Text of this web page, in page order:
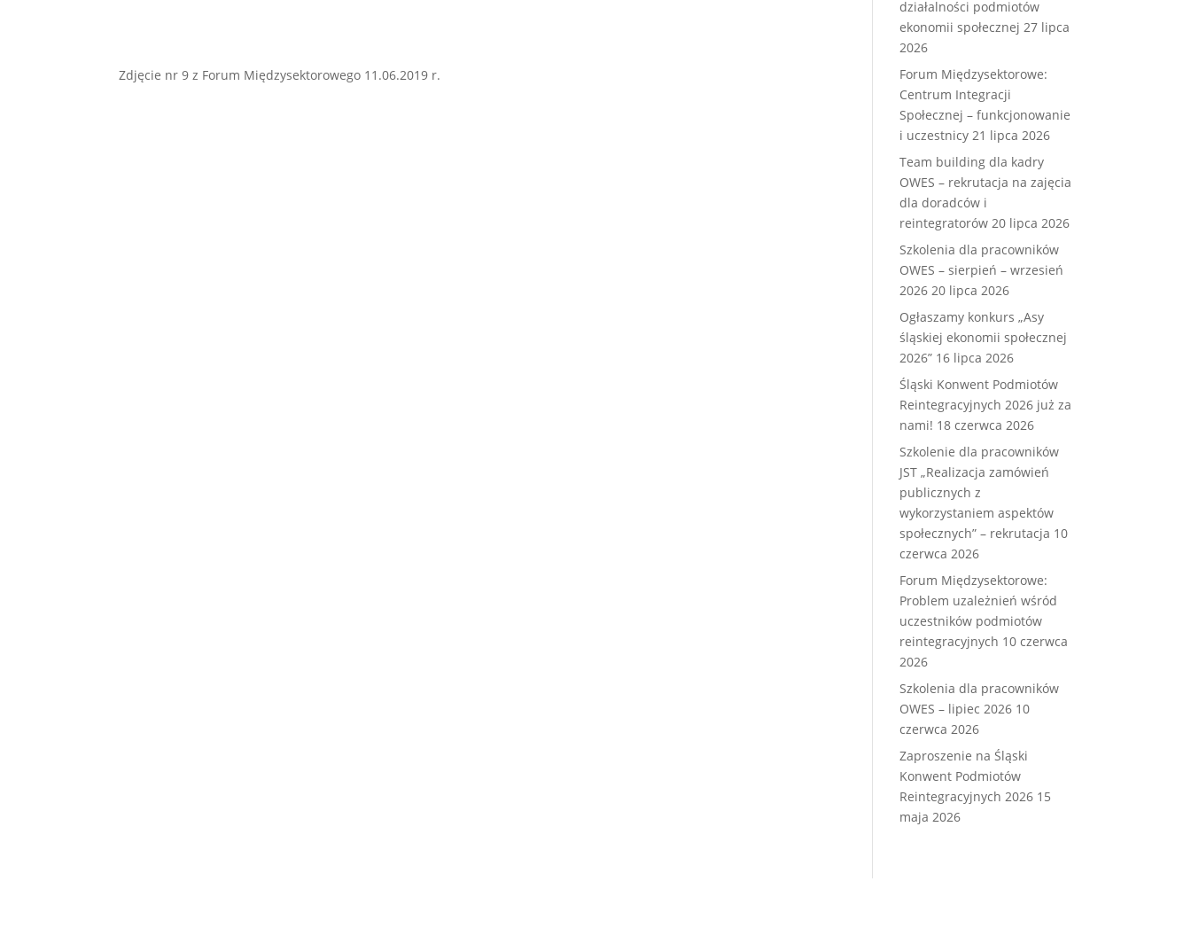
Zdjęcie nr 9 z Forum Międzysektorowego 11.06.2019 r.
działalności podmiotów
ekonomii społecznej 27 lipca
2026
Forum Międzysektorowe:
Centrum Integracji
Społecznej – funkcjonowanie
i uczestnicy 21 lipca 2026
Team building dla kadry
OWES – rekrutacja na zajęcia
dla doradców i
reintegratorów 20 lipca 2026
Szkolenia dla pracowników
OWES – sierpień – wrzesień
2026 20 lipca 2026
Ogłaszamy konkurs „Asy
śląskiej ekonomii społecznej
2026” 16 lipca 2026
Śląski Konwent Podmiotów
Reintegracyjnych 2026 już za
nami! 18 czerwca 2026
Szkolenie dla pracowników
JST „Realizacja zamówień
publicznych z
wykorzystaniem aspektów
społecznych” – rekrutacja 10
czerwca 2026
Forum Międzysektorowe:
Problem uzależnień wśród
uczestników podmiotów
reintegracyjnych 10 czerwca
2026
Szkolenia dla pracowników
OWES – lipiec 2026 10
czerwca 2026
Zaproszenie na Śląski
Konwent Podmiotów
Reintegracyjnych 2026 15
maja 2026